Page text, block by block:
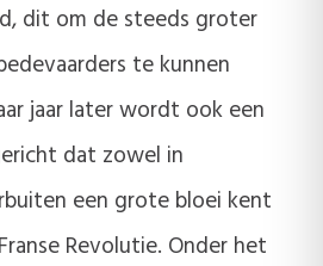
dit om de steeds groter
te kunnen
jaar later wordt ook een
dat zowel in
een grote bloei kent
Revolutie. Onder het